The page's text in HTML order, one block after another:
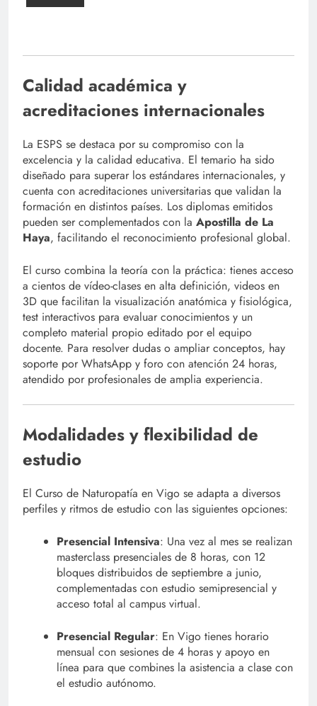
Calidad académica y
acreditaciones internacionales
La ESPS se destaca por su compromiso con la
excelencia y la calidad educativa. El temario ha sido
diseñado para superar los estándares internacionales, y
cuenta con acreditaciones universitarias que validan la
formación en distintos países. Los diplomas emitidos
pueden ser complementados con la Apostilla de La
Haya, facilitando el reconocimiento profesional global.
El curso combina la teoría con la práctica: tienes acceso
a cientos de vídeo-clases en alta definición, videos en
3D que facilitan la visualización anatómica y fisiológica,
test interactivos para evaluar conocimientos y un
completo material propio editado por el equipo
docente. Para resolver dudas o ampliar conceptos, hay
soporte por WhatsApp y foro con atención 24 horas,
atendido por profesionales de amplia experiencia.
Modalidades y flexibilidad de
estudio
El Curso de Naturopatía en Vigo se adapta a diversos
perfiles y ritmos de estudio con las siguientes opciones:
Presencial Intensiva: Una vez al mes se realizan
masterclass presenciales de 8 horas, con 12
bloques distribuidos de septiembre a junio,
complementadas con estudio semipresencial y
acceso total al campus virtual.
Presencial Regular: En Vigo tienes horario
mensual con sesiones de 4 horas y apoyo en
línea para que combines la asistencia a clase con
el estudio autónomo.